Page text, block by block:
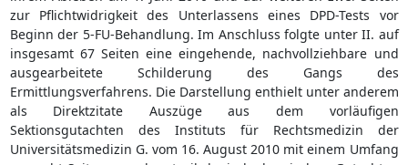
zur Pflichtwidrigkeit des Unterlassens eines DPD-Tests vor
Beginn der 5-FU-Behandlung. Im Anschluss folgte unter II. auf
insgesamt 67 Seiten eine eingehende, nachvollziehbare und
ausgearbeitete Schilderung des Gangs des
Ermittlungsverfahrens. Die Darstellung enthielt unter anderem
als Direktzitate Auszüge aus dem vorläufigen
Sektionsgutachten des Instituts für Rechtsmedizin der
Universitätsmedizin G. vom 16. August 2010 mit einem Umfang